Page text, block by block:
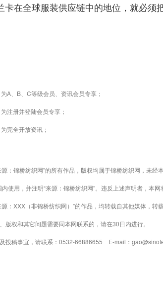
卡在全球服装供应链中的地位，就必
为A、B、C等级会员、资讯会员专享；
为注册并登陆会员专享；
为完全开放资讯；
锦桥纺织网”的所有作品，版权均属于锦桥纺织网，未经
使用，并注明“来源：锦桥纺织网”。违反上述声明者，本网
XXX（非锦桥纺织网）”的作品，均转载自其他媒体，转
权和其它问题需要同本网联系的，请在30日内进行。
稿事宜，请联系：0532-66886655 E-mail：